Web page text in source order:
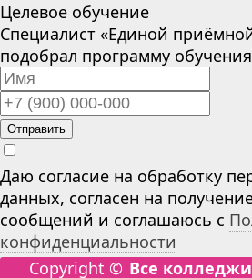
Целевое обучение
Специалист «Единой
подобрал программу обучения
Отправить
Даю согласие на обработку
данных, согласен на
сообщений и соглашаюсь с
конфиденциальности
Copyright © Все